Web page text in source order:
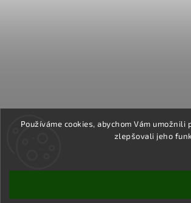
Používáme cookies, abychom Vám
zlepšovali jeho